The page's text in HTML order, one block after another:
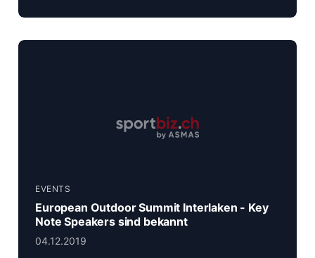
EVENTS
European Outdoor Summit Interlaken - Key
Note Speakers sind bekannt
04.12.2019